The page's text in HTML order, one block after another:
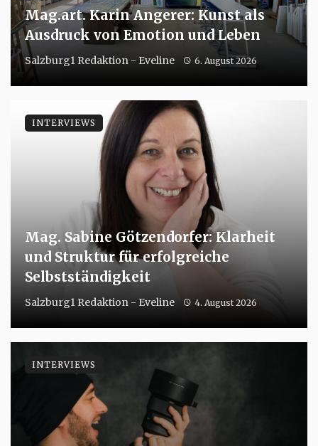
Mag.art. Karin Angerer: Kunst als
Ausdruck von Emotion und Leben
Salzburg1 Redaktion - Eveline 6. August 2026
Mag. Sabine Götzendorfer: Klarheit
und Struktur für erfolgreiche
Selbstständigkeit
Salzburg1 Redaktion - Eveline 4. August 2026
INTERVIEWS
INTERVIEWS